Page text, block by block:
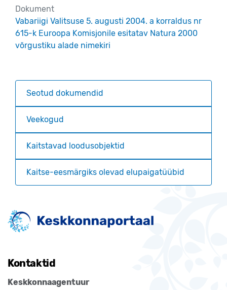
Dokument
Vabariigi Valitsuse 5. augusti 2004. a korraldus nr
615-k Euroopa Komisjonile esitatav Natura 2000
võrgustiku alade nimekiri
Seotud dokumendid
Veekogud
Kaitstavad loodusobjektid
Kaitse-eesmärgiks olevad elupaigatüübid
Kontaktid
Keskkonnaagentuur